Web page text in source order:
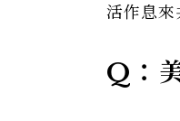
活作息來
Q：